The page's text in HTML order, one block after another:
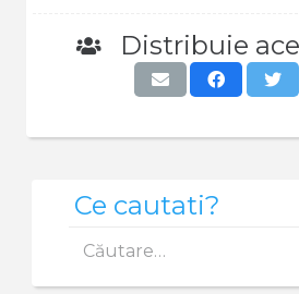
Distribuie
Ce cautati?
după: